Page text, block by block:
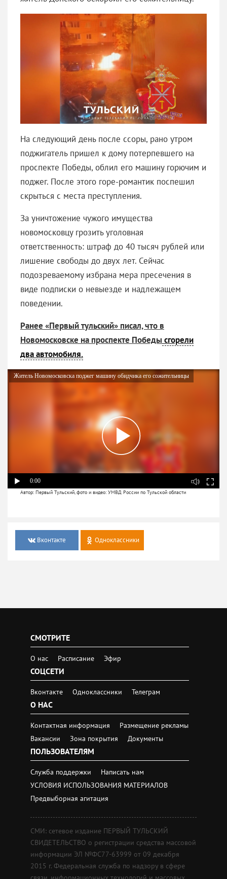
На следующий день после ссоры, рано утром
поджигатель пришел к дому потерпевшего на
проспекте Победы, облил его машину горючим и
поджег. После этого горе-романтик поспешил
скрыться с места преступления.
За уничтожение чужого имущества
новомосковцу грозить уголовная
ответственность: штраф до 40 тысяч рублей или
лишение свободы до двух лет. Сейчас
подозреваемому избрана мера пресечения в
виде подписки о невыезде и надлежащем
поведении.
Ранее «Первый тульский» писал, что в
Новомосковске на проспекте Победы сгорели
два автомобиля.
Житель Новомосковска поджег машину обидчика его сожительницы
0:00
Автор: Первый Тульский, фото и видео: УМВД России по Тульской области
Вконтакте Одноклассники
СМОТРИТЕ
О нас Расписание Эфир
СОЦСЕТИ
Вконтакте Одноклассники Телеграм
О НАС
Контактная информация
Размещение рекламы
Вакансии
Зона покрытия Документы
ПОЛЬЗОВАТЕЛЯМ
Служба поддержки
Написать нам
УСЛОВИЯ ИСПОЛЬЗОВАНИЯ МАТЕРИАЛОВ
Предвыборная агитация
СМИ: сетевое издание ПЕРВЫЙ ТУЛЬСКИЙ
СВИДЕТЕЛЬСТВО о регистрации средства массовой
информации ЭЛ №ФС77-63999 от 09 декабря
2015 г. Федеральная служба по надзору в сфере